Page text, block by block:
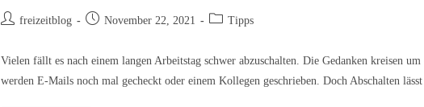
Beitrags-freizeitblog
BeitragNovember 22, 2021
Beitrags-
Tipps
Vielen fällt es nach einem langen Arbeitstag schwer abzuschalten. Die Gedanken kreisen
werden E-Mails noch mal gecheckt oder einem Kollegen geschrieben. Doch Abschalten